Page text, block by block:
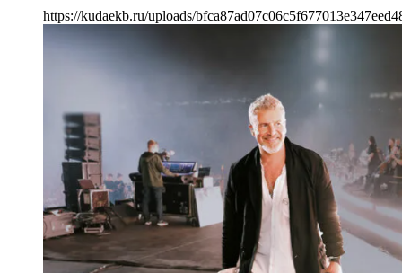
https://kudaekb.ru/uploads/